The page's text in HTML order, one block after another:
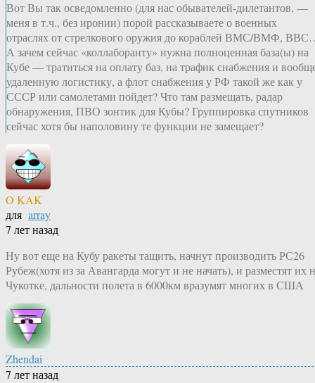
Вот Вы так осведомленно (для нас обывателей-дилетантов, —
меня в т.ч., без иронии) порой рассказываете о военных
отраслях от стрелкового оружия до кораблей ВМС/ВМФ,
А зачем сейчас «коллаборанту» нужна полноценная база(ы) на
Кубе — тратиться на оплату баз, на трафик снабжения и
удаленную логистику, а флот снабжения у РФ такой же как у
СССР или самолетами пойдет? Что там размещать, радар
обнаружения, ПВО зонтик для Кубы? Группировка спутников
сейчас хотя бы наполовину те функции не замещает?
O KAK
для array
7 лет назад
Ну вот еще на Кубу ракеты тащить, начнут производить РС26
Рубеж(хотя из за Авангарда могут и не начать), и разместят их
Чукотке, дальности полета в 6000км вразумят многих в США
Zhendai
7 лет назад